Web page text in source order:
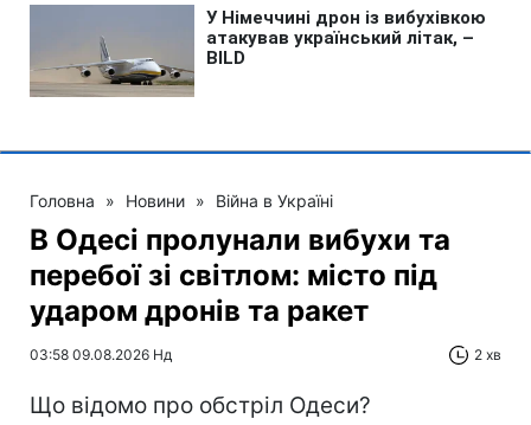
Головна » Новини » Війна в Україні
В Одесі пролунали вибухи та
перебої зі світлом: місто під
ударом дронів та ракет
03:58 09.08.2026 Нд 2 хв
Що відомо про обстріл Одеси?